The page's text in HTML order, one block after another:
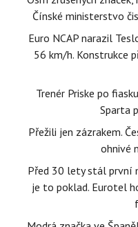
Čínské ministerstvo
Euro NCAP narazil
56 km/h. Konstrukce
Trenér Priske po
Sparta
Přežili jen zázrakem.
ohnivé
Před 30 lety stál první
je to poklad. Eurotel